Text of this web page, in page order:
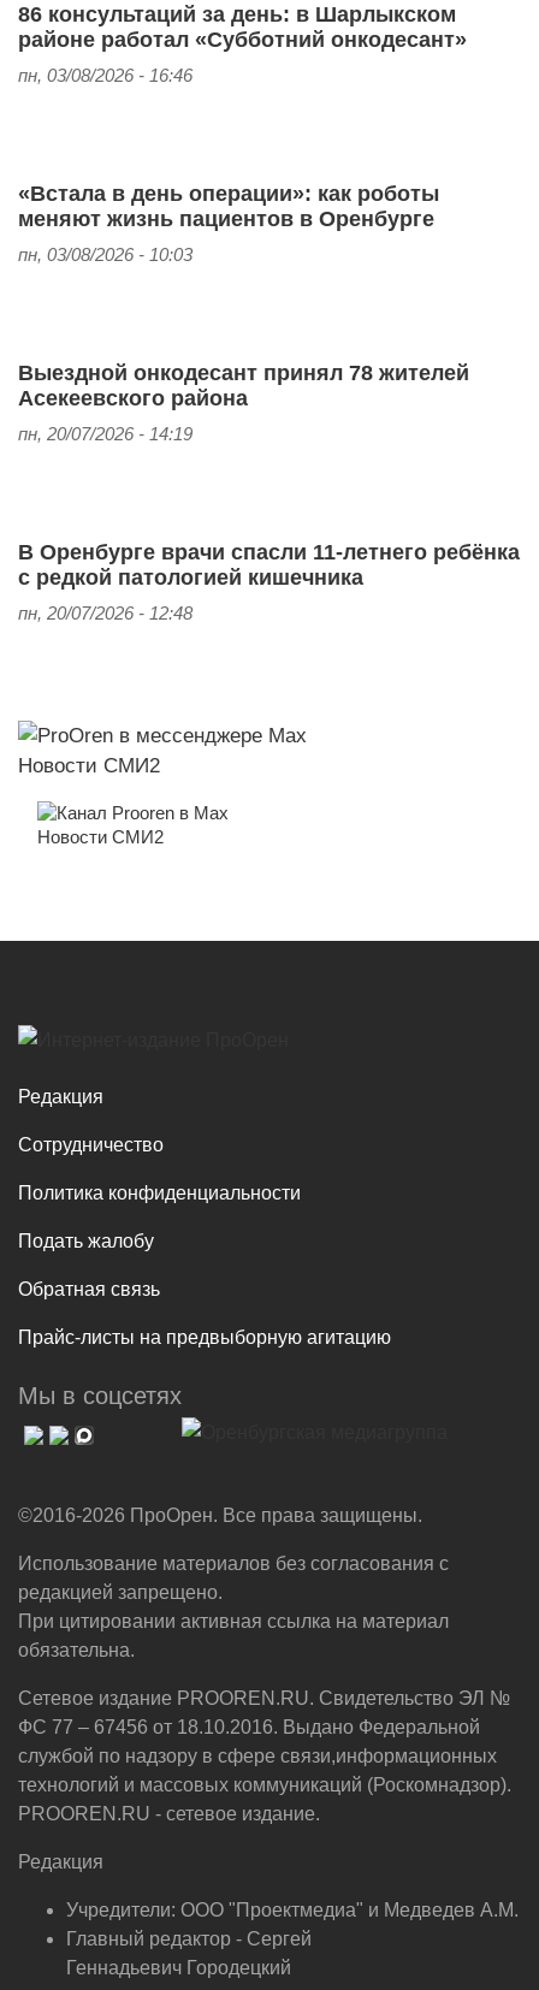
86 консультаций за день: в Шарлыкском
районе работал «Субботний онкодесант»
пн, 03/08/2026 - 16:46
«Встала в день операции»: как роботы
меняют жизнь пациентов в Оренбурге
пн, 03/08/2026 - 10:03
Выездной онкодесант принял 78 жителей
Асекеевского района
пн, 20/07/2026 - 14:19
В Оренбурге врачи спасли 11-летнего ребёнка
с редкой патологией кишечника
пн, 20/07/2026 - 12:48
Новости СМИ2
Новости СМИ2
Редакция
Сотрудничество
Политика конфиденциальности
Подать жалобу
Обратная связь
Прайс-листы на предвыборную агитацию
Мы в соцсетях
©2016-2026 ПроОрен. Все права защищены.
Использование материалов без согласования с
редакцией запрещено.
При цитировании активная ссылка на материал
обязательна.
Сетевое издание PROOREN.RU. Свидетельство ЭЛ №
ФС 77 – 67456 от 18.10.2016. Выдано Федеральной
службой по надзору в сфере связи,информационных
технологий и массовых коммуникаций (Роскомнадзор).
PROOREN.RU - сетевое издание.
Редакция
Учредители: ООО "Проектмедиа" и Медведев А.М.
Главный редактор - Сергей
Геннадьевич Городецкий